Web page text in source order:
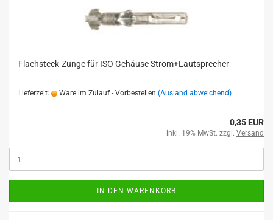
Flachsteck-Zunge für ISO Gehäuse Strom+Lautsprecher
Lieferzeit: Ware im Zulauf - Vorbestellen (Ausland abweichend)
0,35 EUR
inkl. 19% MwSt. zzgl. Versand
IN DEN WARENKORB